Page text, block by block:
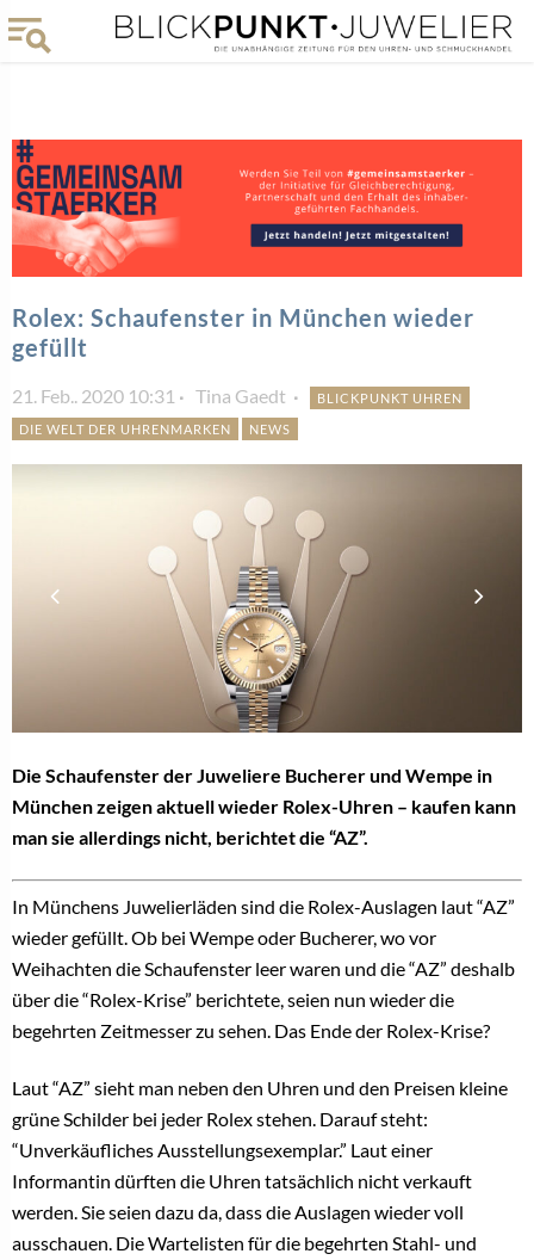
Rolex: Schaufenster in München wieder
gefüllt
21. Feb.. 2020 10:31 Tina Gaedt
BLICKPUNKT UHREN
DIE WELT DER UHRENMARKEN
NEWS
Die Schaufenster der Juweliere Bucherer und Wempe in
München zeigen aktuell wieder Rolex-Uhren – kaufen kann
man sie allerdings nicht, berichtet die “AZ”.
In Münchens Juwelierläden sind die Rolex-Auslagen laut “AZ”
wieder gefüllt. Ob bei Wempe oder Bucherer, wo vor
Weihachten die Schaufenster leer waren und die “AZ” deshalb
über die “Rolex-Krise” berichtete, seien nun wieder die
begehrten Zeitmesser zu sehen. Das Endeder Rolex-Krise?
Laut “AZ” sieht man neben den Uhren und den Preisen kleine
grüne Schilder bei jeder Rolex stehen. Darauf steht:
“Unverkäufliches Ausstellungsexemplar.” Laut einer
Informantin dürften die Uhren tatsächlich nicht verkauft
werden. Sie seien dazu da, dass dieAuslagen wieder voll
ausschauen. Die Wartelisten für die begehrten Stahl- und